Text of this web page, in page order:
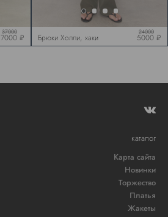
37000
7000 ₽ Брюки Холли, хаки
24000
5000 ₽
каталог
Карта сайта
Новинки
Торжество
Платья
Жакеты